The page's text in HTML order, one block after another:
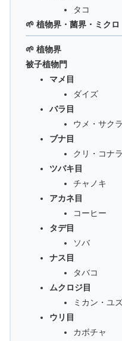
タコ
🌱 植物界・菌界・ミクロ
🌱 植物界
被子植物門
マメ目
ダイズ
バラ目
ウメ・サクラ
ブナ目
クリ・コナ
ツバキ目
チャノキ
アカネ目
コーヒー
タデ目
ソバ
ナス目
タバコ
ムクロジ目
ミカン・ユ
ウリ目
カボチャ